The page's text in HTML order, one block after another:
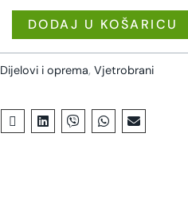
DODAJ U KOŠARICU
Dijelovi i oprema, Vjetrobrani